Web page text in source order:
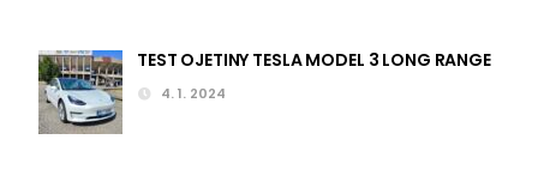
TEST OJETINY TESLA MODEL 3 LONG RANGE
4. 1. 2024